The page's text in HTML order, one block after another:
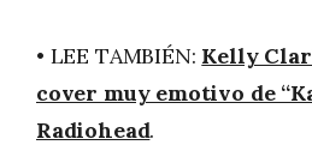
• LEE TAMBIÉN: Kelly
cover muy emotivo de
Radiohead.